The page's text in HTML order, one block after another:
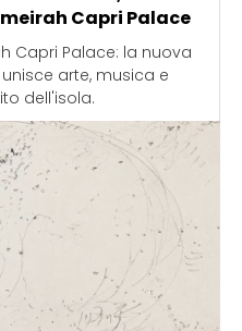
Capri Palace
Capri Palace: la nuova
arte, musica e
dell'isola.